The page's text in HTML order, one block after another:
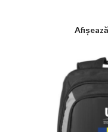
Afișează